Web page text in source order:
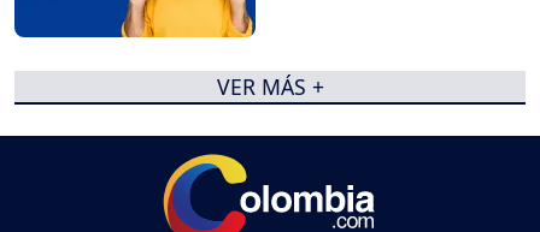
VER MÁS +